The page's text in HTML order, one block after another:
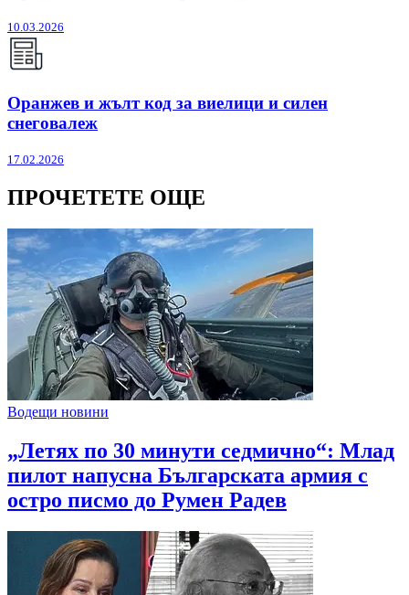
10.03.2026
Оранжев и жълт код за виелици и силен
снеговалеж
17.02.2026
ПРОЧЕТЕТЕ ОЩЕ
Водещи новини
„Летях по 30 минути седмично“: Млад
пилот напусна Българската армия с
остро писмо до Румен Радев